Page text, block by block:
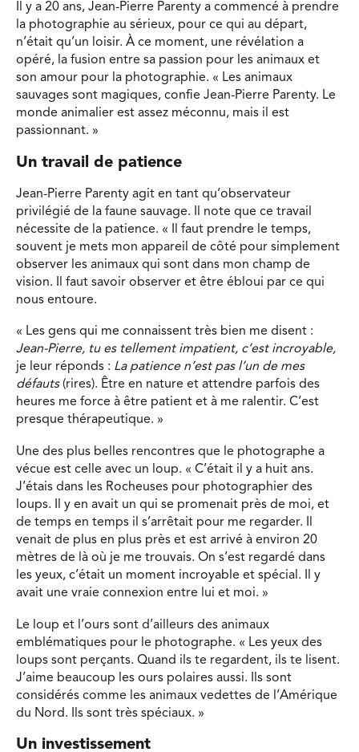
Il y a 20 ans, Jean-Pierre Parenty a commencé à prendre
la photographie au sérieux, pour ce qui au départ,
n’était qu’un loisir. À ce moment, une révélation a
opéré, la fusion entre sa passion pour les animaux et
son amour pour la photographie. « Les animaux
sauvages sont magiques, confie Jean-Pierre Parenty. Le
monde animalier est assez méconnu, mais il est
passionnant. »
Un travail de patience
Jean-Pierre Parenty agit en tant qu’observateur
privilégié de la faune sauvage. Il note que ce travail
nécessite de la patience. « Il faut prendre le temps,
souvent je mets mon appareil de côté pour simplement
observer les animaux qui sont dans mon champ de
vision. Il faut savoir observer et être ébloui par ce qui
nous entoure.
« Les gens qui me connaissent très bien me disent :
Jean-Pierre, tu es tellement impatient, c’est incroyable,
je leur réponds : La patience n’est pas l’un de mes
défauts (rires). Être en nature et attendre parfois des
heures me force à être patient et à me ralentir. C’est
presque thérapeutique. »
Une des plus belles rencontres que le photographe a
vécue est celle avec un loup. « C’était il y a huit ans.
J’étais dans les Rocheuses pour photographier des
loups. Il y en avait un qui se promenait près de moi, et
de temps en temps il s’arrêtait pour me regarder. Il
venait de plus en plus près et est arrivé à environ 20
mètres de là où je me trouvais. On s’est regardé dans
les yeux, c’était un moment incroyable et spécial. Il y
avait une vraie connexion entre lui et moi. »
Le loup et l’ours sont d’ailleurs des animaux
emblématiques pour le photographe. « Les yeux des
loups sont perçants. Quand ils te regardent, ils te lisent.
J’aime beaucoup les ours polaires aussi. Ils sont
considérés comme les animaux vedettes de l’Amérique
du Nord. Ils sont très spéciaux. »
Un investissement